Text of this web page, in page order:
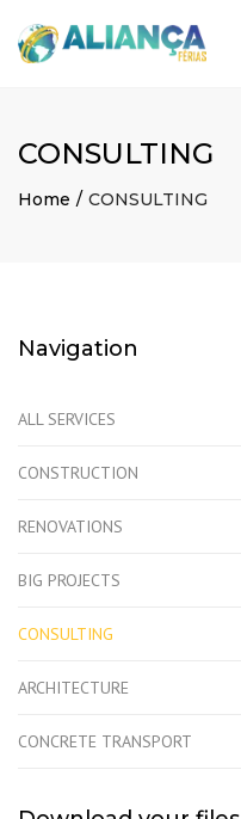
CONSULTING
Home CONSULTING
Navigation
ALL SERVICES
CONSTRUCTION
RENOVATIONS
BIG PROJECTS
CONSULTING
ARCHITECTURE
CONCRETE TRANSPORT